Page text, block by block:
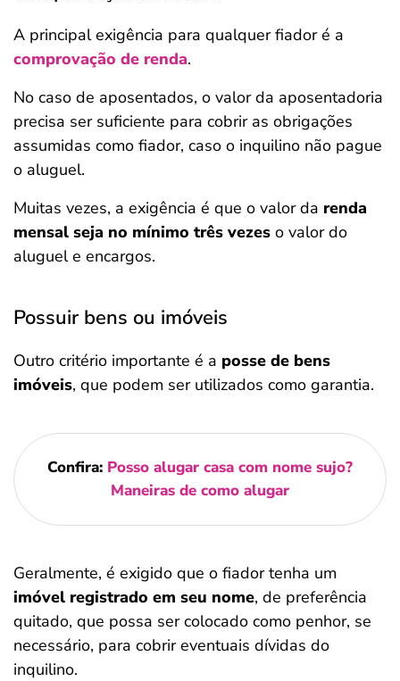
A principal exigência para qualquer fiador é a
comprovação de renda.
No caso de aposentados, o valor da aposentadoria
precisa ser suficiente para cobrir as obrigações
assumidas como fiador, caso o inquilino não pague
o aluguel.
Muitas vezes, a exigência é que o valor da renda
mensal seja no mínimo três vezes o valor do
aluguel e encargos.
Possuir bens ou imóveis
Outro critério importante é a posse de bens
imóveis, que podem ser utilizados como garantia.
Confira: Posso alugar casa com nome sujo?
Maneiras de como alugar
Geralmente, é exigido que o fiador tenha um
imóvel registrado em seu nome, de preferência
quitado, que possa ser colocado como penhor, se
necessário, para cobrir eventuais dívidas do
inquilino.